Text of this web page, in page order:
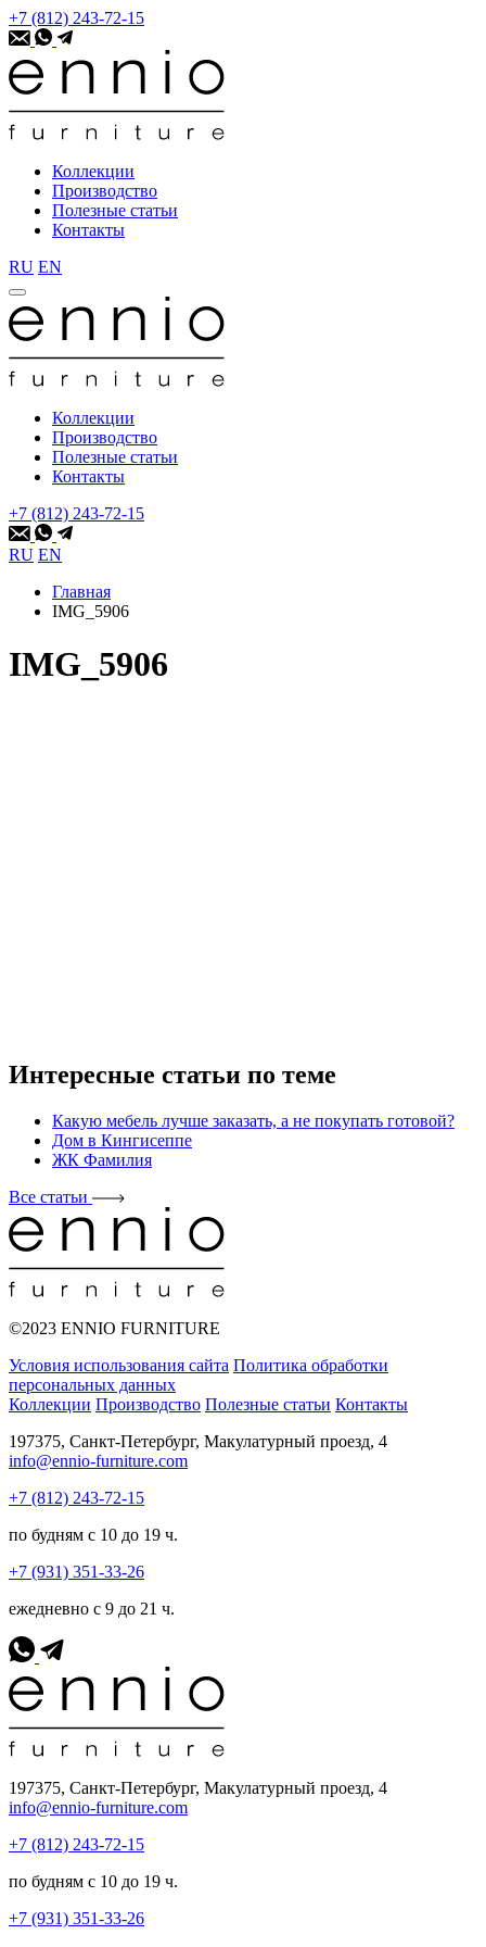
+7 (812) 243-72-15
Коллекции
Производство
Полезные статьи
Контакты
RU EN
Коллекции
Производство
Полезные статьи
Контакты
+7 (812) 243-72-15
RU EN
Главная
IMG_5906
IMG_5906
Интересные статьи по теме
Какую мебель лучше заказать, а не покупать готовой?
Дом в Кингисеппе
ЖК Фамилия
Все статьи
©2023 ENNIO FURNITURE
Условия использования сайта Политика обработки
персональных данных
Коллекции Производство Полезные статьи Контакты
197375, Санкт-Петербург, Макулатурный проезд, 4
info@ennio-furniture.com
+7 (812) 243-72-15
по будням с 10 до 19 ч.
+7 (931) 351-33-26
ежедневно с 9 до 21 ч.
197375, Санкт-Петербург, Макулатурный проезд, 4
info@ennio-furniture.com
+7 (812) 243-72-15
по будням с 10 до 19 ч.
+7 (931) 351-33-26